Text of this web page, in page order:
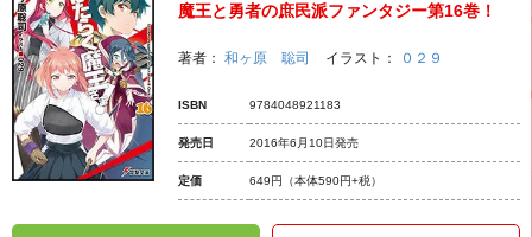
魔王と勇者の庶民派ファンタジー第16巻！
著者： 和ヶ原 聡司 イラスト： ０２９
ISBN 9784048921183
発売日 2016年6月10日発売
定価 649円 （本体590円+税）